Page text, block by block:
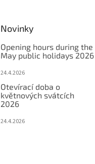
Novinky
Opening hours during the
May public holidays 2026
24.4.2026
Otevírací doba o
květnových svátcích
2026
24.4.2026